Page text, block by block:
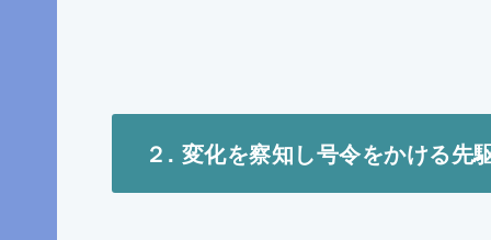
２. 変化を察知し号令をかける先